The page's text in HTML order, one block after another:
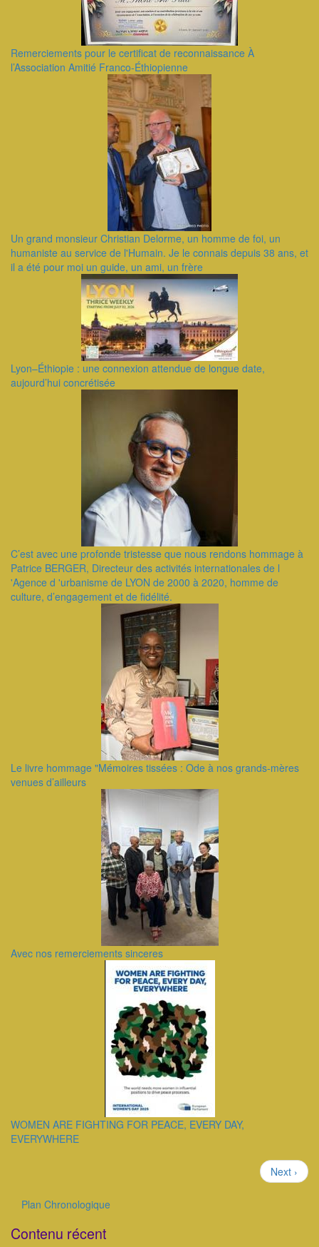
Remerciements pour le certificat de reconnaissance À
l’Association Amitié Franco-Éthiopienne
Un grand monsieur Christian Delorme, un homme de foi, un
humaniste au service de l'Humain. Je le connais depuis 38 ans, et
il a été pour moi un guide, un ami, un frère
Lyon–Éthiopie : une connexion attendue de longue date,
aujourd’hui concrétisée
C’est avec une profonde tristesse que nous rendons hommage à
Patrice BERGER, Directeur des activités internationales de l
'Agence d 'urbanisme de LYON de 2000 à 2020, homme de
culture, d’engagement et de fidélité.
Le livre hommage "Mémoires tissées : Ode à nos grands-mères
venues d’ailleurs
Avec nos remerciements sinceres
WOMEN ARE FIGHTING FOR PEACE, EVERY DAY,
EVERYWHERE
Page
suivante
Next ›
Plan Chronologique
Contenu récent